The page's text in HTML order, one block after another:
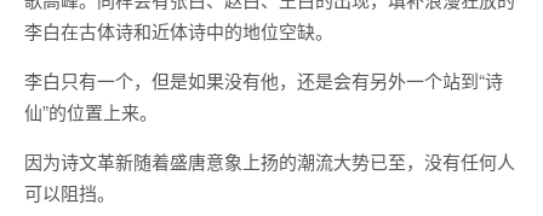
李白在古体诗和近体诗中的地位空缺。
李白只有一个，但是如果没有他，还是会有另外一个站到“诗
仙”的位置上来。
因为诗文革新随着盛唐意象上扬的潮流大势已至，没有任何人
可以阻挡。